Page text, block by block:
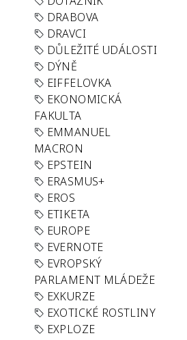
DRABOVA
DRAVCI
DŮLEŽITÉ UDÁLOSTI
DÝNĚ
EIFFELOVKA
EKONOMICKÁ
FAKULTA
EMMANUEL
MACRON
EPSTEIN
ERASMUS+
EROS
ETIKETA
EUROPE
EVERNOTE
EVROPSKÝ
PARLAMENT MLÁDEŽE
EXKURZE
EXOTICKÉ ROSTLINY
EXPLOZE